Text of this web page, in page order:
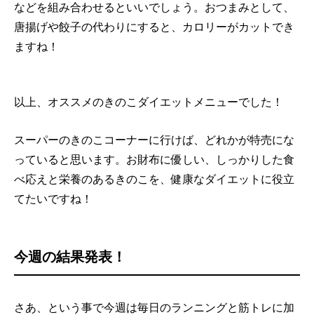
などを組み合わせるといいでしょう。おつまみとして、
唐揚げや餃子の代わりにすると、カロリーがカットでき
ますね！
以上、オススメのきのこダイエットメニューでした！
スーパーのきのこコーナーに行けば、どれかが特売にな
っていると思います。お財布に優しい、しっかりした食
べ応えと栄養のあるきのこを、健康なダイエットに役立
てたいですね！
今週の結果発表！
さあ、という事で今週は毎日のランニングと筋トレに加